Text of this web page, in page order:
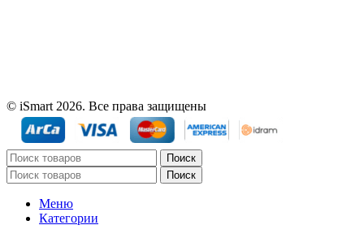
© iSmart 2026. Все права защищены
Поиск
Поиск
Меню
Категории